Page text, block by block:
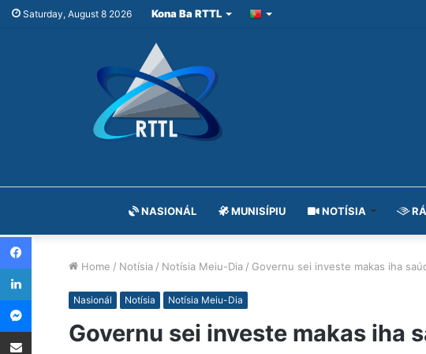
Saturday, August 8 2026 Kona Ba RTTL
NASIONÁL MUNISÍPIU NOTÍSIA
Home / Notísia / Notísia Meiu-Dia / Governu sei investe makas iha
Nasionál Notísia Notísia Meiu-Dia
Governu sei investe makas iha
Facebook
LinkedIn
Messenger